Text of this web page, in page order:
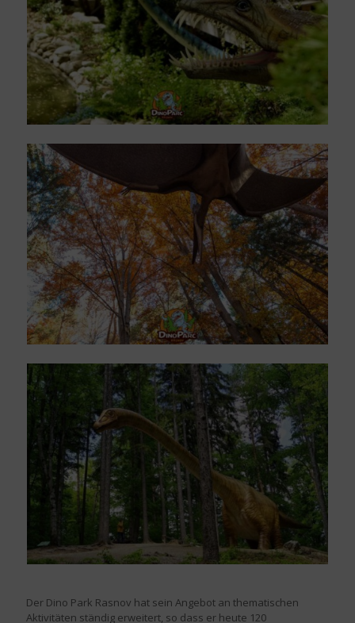
Der Dino Park Rasnov hat sein Angebot an thematischen
Aktivitäten ständig erweitert, so dass er heute 120